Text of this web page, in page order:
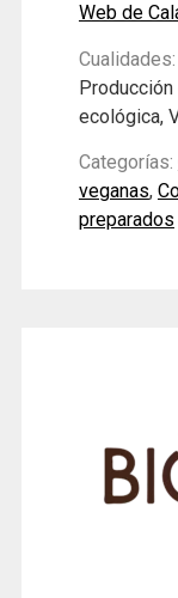
Web de
Cualidades:
ecológica,
Categorías:
veganas,
preparados